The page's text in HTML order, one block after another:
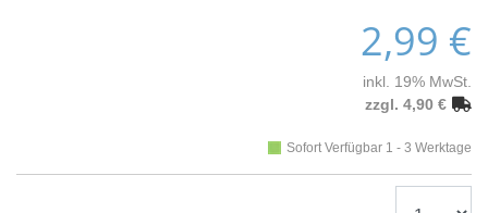
2,99 €
inkl. 19% MwSt.
zzgl. 4,90 €
Sofort Verfügbar 1 - 3 Werktage